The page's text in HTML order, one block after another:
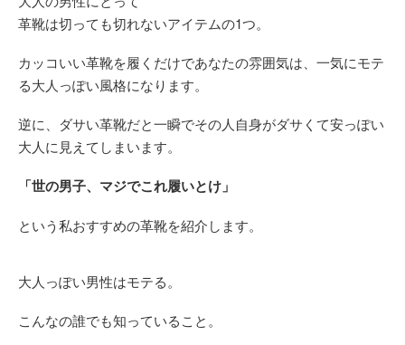
革靴は切っても切れないアイテムの1つ。
カッコいい革靴を履くだけであなたの雰囲気は、一気にモテ
る大人っぽい風格になります。
逆に、ダサい革靴だと一瞬でその人自身がダサくて安っぽい
大人に見えてしまいます。
「世の男子、マジでこれ履いとけ」
という私おすすめの革靴を紹介します。
大人っぽい男性はモテる。
こんなの誰でも知っていること。